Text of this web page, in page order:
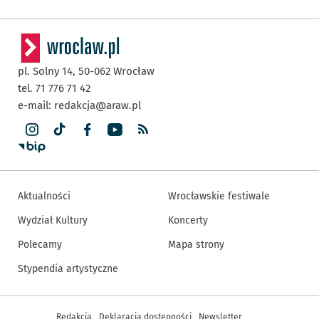
pl. Solny 14, 50-062 Wrocław
tel. 71 776 71 42
e-mail: redakcja@araw.pl
Aktualności
Wydział Kultury
Polecamy
Stypendia artystyczne
Wrocławskie festiwale
Koncerty
Mapa strony
Inne informacje
Redakcja Deklaracja dostępności Newsletter